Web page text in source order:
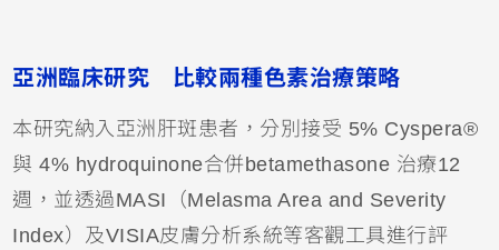
亞洲臨床研究 比較兩種色素治療策略
本研究納入亞洲肝斑患者，分別接受 5% Cyspera®
與 4% hydroquinone合併betamethasone 治療12
週，並透過MASI（Melasma Area and Severity
Index）及VISIA皮膚分析系統等客觀工具進行評